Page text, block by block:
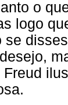
o
logo
se